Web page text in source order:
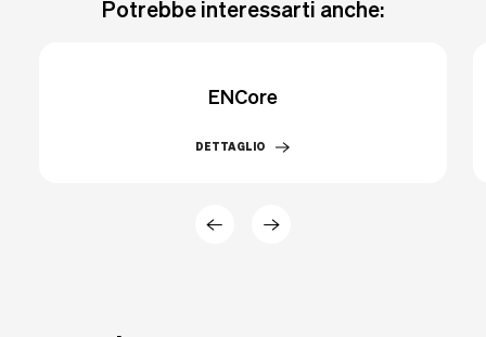
Potrebbe interessarti anche:
ENCore
DETTAGLIO